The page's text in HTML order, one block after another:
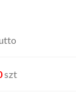
szt